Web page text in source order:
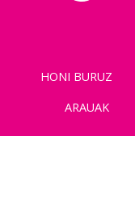
HONI BURUZ
ARAUAK